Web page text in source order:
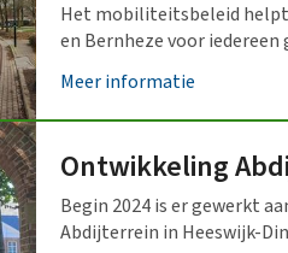
Het mobiliteitsbeleid
en Bernheze voor
Meer informatie
Ontwikkeling
Begin 2024 is er gewerkt
Abdijterrein in Heeswijk-